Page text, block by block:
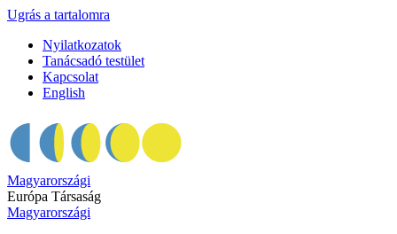
Ugrás a tartalomra
Nyilatkozatok
Tanácsadó testület
Kapcsolat
English
Magyarországi
Európa Társaság
Magyarországi